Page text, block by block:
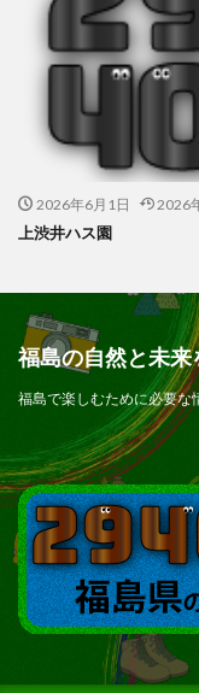
2026年6月1日 2026
上渋井ハス園
福島の自然と未
福島で楽しむために必要な